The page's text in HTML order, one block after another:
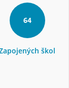
64
škol